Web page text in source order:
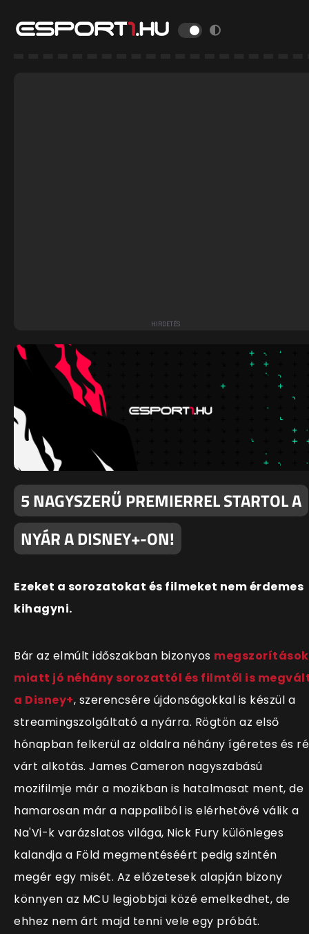
5 NAGYSZERŰ PREMIERREL STARTOL A
NYÁR A DISNEY+-ON!
Ezeket a sorozatokat és filmeket nem érdemes
kihagyni.
Bár az elmúlt időszakban bizonyos megszorítások
miatt jó néhány sorozattól és filmtől is
a Disney+, szerencsére újdonságokkal is készül a
streamingszolgáltató a nyárra. Rögtön az első
hónapban felkerül az oldalra néhány ígéretes és
várt alkotás. James Cameron nagyszabású
mozifilmje már a mozikban is hatalmasat ment, de
hamarosan már a nappaliból is elérhetővé válik a
Na'Vi-k varázslatos világa, Nick Fury különleges
kalandja a Föld megmentéséért pedig szintén
megér egy misét. Az előzetesek alapján bizony
könnyen az MCU legjobbjai közé emelkedhet, de
ehhez nem árt majd tenni vele egy próbát.